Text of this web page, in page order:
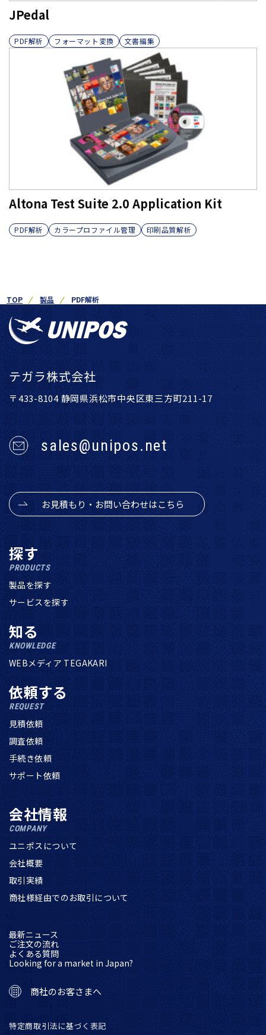
JPedal
PDF解析 フォーマット変換 文書編集
Altona Test Suite 2.0 Application Kit
PDF解析 カラープロファイル管理 印刷品質解析
TOP 製品 PDF解析
テガラ株式会社
〒433-8104 静岡県浜松市中央区東三方町211-17
sales@unipos.net
お見積もり・お問い合わせはこちら
探す
PRODUCTS
製品を探す
サービスを探す
知る
KNOWLEDGE
WEBメディア TEGAKARI
依頼する
REQUEST
見積依頼
調査依頼
手続き依頼
サポート依頼
会社情報
COMPANY
ユニポスについて
会社概要
取引実績
商社様経由でのお取引について
最新ニュース
ご注文の流れ
よくある質問
Looking for a market in Japan?
商社のお客さまへ
特定商取引法に基づく表記